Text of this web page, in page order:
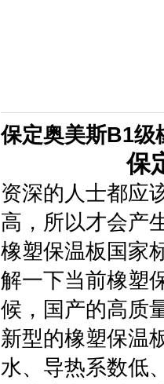
保定奥美斯B1级
保
资深的人士都应
高，所以才会产
橡塑保温板国家
解一下当前橡塑
候，国产的高质
新型的橡塑保温
水、导热系数低